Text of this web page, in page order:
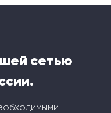
сетью